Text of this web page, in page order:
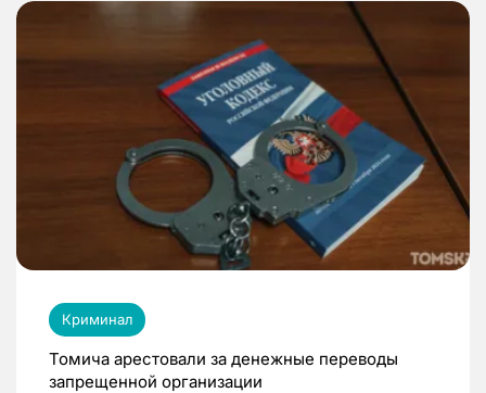
Криминал
Томича арестовали за денежные переводы
запрещенной организации